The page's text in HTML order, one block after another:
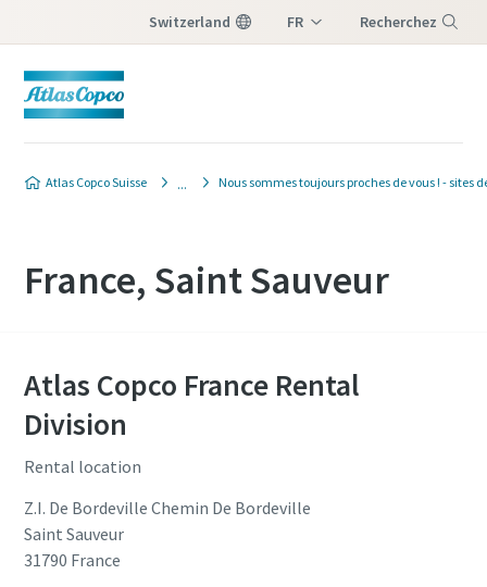
Switzerland FR Recherchez
Atlas Copco Suisse Nous sommes toujours proches de vous ! - sites
France, Saint Sauveur
Atlas Copco France Rental
Division
Rental location
Z.I. De Bordeville Chemin De Bordeville
Saint Sauveur
31790 France